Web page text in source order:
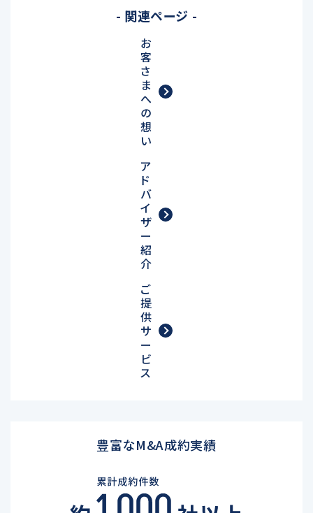
- 関連ページ -
お
客
さ
ま
へ
の
想
い
ア
ド
バ
イ
ザ
ー
紹
介
ご
提
供
サ
ー
ビ
ス
豊富なM&A成約実績